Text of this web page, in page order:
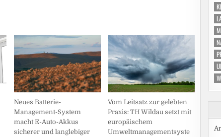
Neues Batterie-
Management-System
macht E-Auto-Akkus
sicherer und langlebiger
Vom Leitsatz zur gelebten
Praxis: TH Wildau setzt mit
europäischem
Umweltmanagementsyste